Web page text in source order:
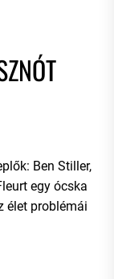
Ben Stiller,
egy ócska
élet problémái